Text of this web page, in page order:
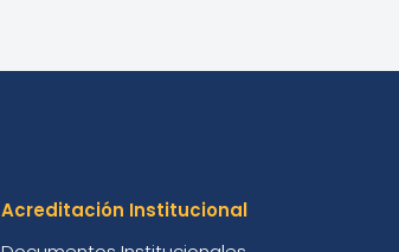
Acreditación Institucional